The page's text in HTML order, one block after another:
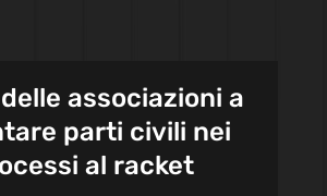
associazioni a
parti civili nei
al racket